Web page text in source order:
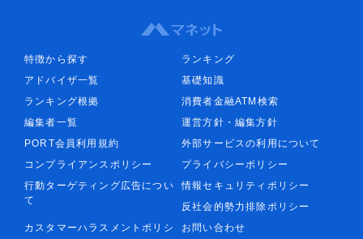
特徴から探す
ランキング
アドバイザ一覧
基礎知識
ランキング根拠
消費者金融ATM検索
編集者一覧
運営方針・編集方針
PORT会員利用規約
外部サービスの利用について
コンプライアンスポリシー
プライバシーポリシー
行動ターゲティング広告につい
て
情報セキュリティポリシー
反社会的勢力排除ポリシー
カスタマーハラスメントポリシ
お問い合わせ